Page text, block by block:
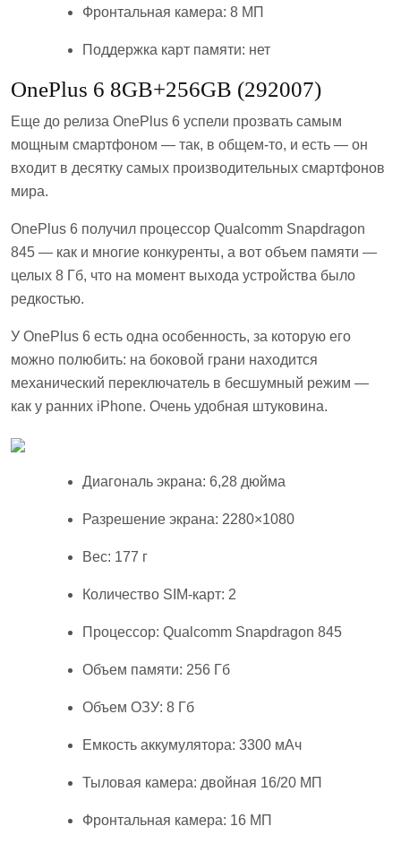
Фронтальная камера: 8 МП
Поддержка карт памяти: нет
OnePlus 6 8GB+256GB (292007)
Еще до релиза OnePlus 6 успели прозвать самым
мощным смартфоном — так, в общем-то, и есть — он
входит в десятку самых производительных смартфонов
мира.
OnePlus 6 получил процессор Qualcomm Snapdragon
845 — как и многие конкуренты, а вот объем памяти —
целых 8 Гб, что на момент выхода устройства было
редкостью.
У OnePlus 6 есть одна особенность, за которую его
можно полюбить: на боковой грани находится
механический переключатель в бесшумный режим —
как у ранних iPhone. Очень удобная штуковина.
Диагональ экрана: 6,28 дюйма
Разрешение экрана: 2280×1080
Вес: 177 г
Количество SIM-карт: 2
Процессор: Qualcomm Snapdragon 845
Объем памяти: 256 Гб
Объем ОЗУ: 8 Гб
Емкость аккумулятора: 3300 мАч
Тыловая камера: двойная 16/20 МП
Фронтальная камера: 16 МП